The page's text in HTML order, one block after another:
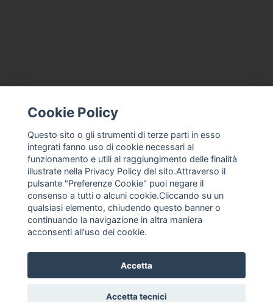
CONTACT US
TERMS AND CONDITIONS
ABOUT US
MACHINE ASSISTANCE FOR ICE CREAM, PROFESSIONAL ICE
CREAM
THE COMPANY
PRIVACY POLICY
F. ANASTASIO
Cookie Policy
Questo sito o gli strumenti di terze parti in esso
integrati fanno uso di cookie necessari al
funzionamento e utili al raggiungimento delle finalità
illustrate nella Privacy Policy del sito.Attraverso il
pulsante "Preferenze Cookie" puoi negare il
consenso a tutti o alcuni cookie.Cliccando su un
qualsiasi elemento, chiudendo questo banner o
continuando la navigazione in altra maniera
acconsenti all'uso dei cookie.
Accetta
Accetta tecnici